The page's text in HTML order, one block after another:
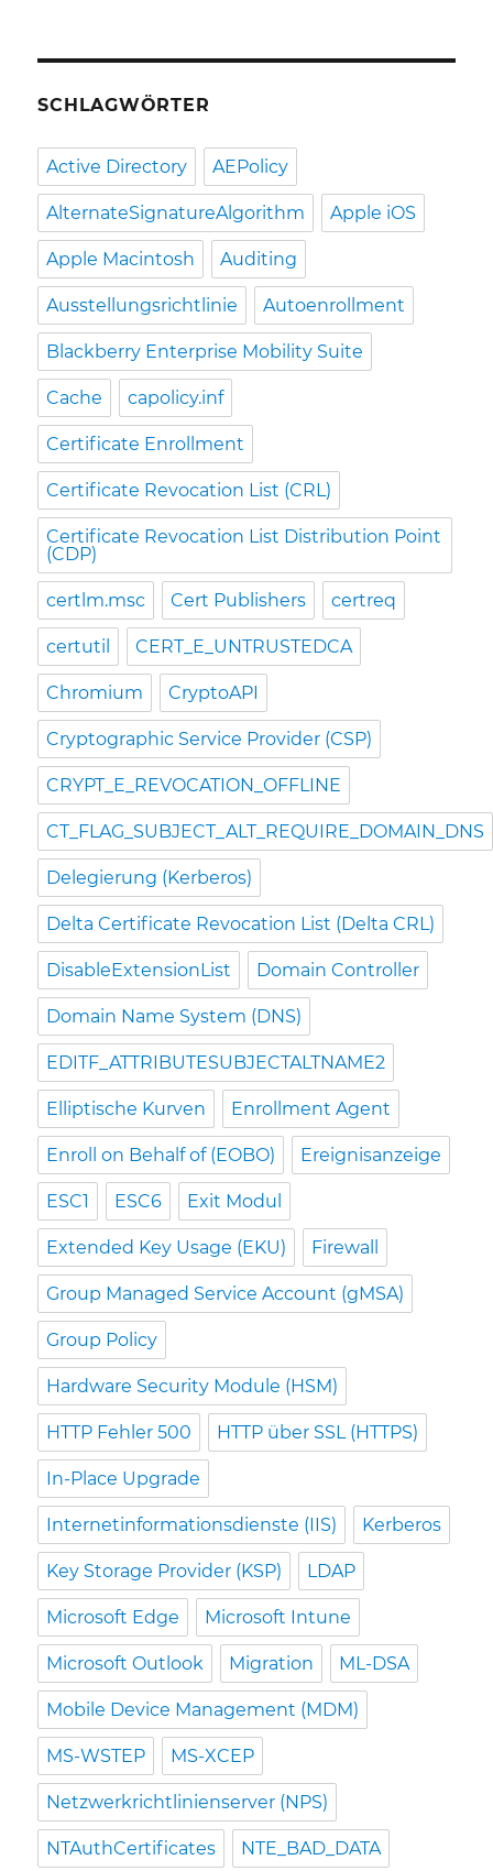
SCHLAGWÖRTER
Active Directory AEPolicy
AlternateSignatureAlgorithm Apple iOS
Apple Macintosh Auditing
Ausstellungsrichtlinie Autoenrollment
Blackberry Enterprise Mobility Suite
Cache capolicy.inf
Certificate Enrollment
Certificate Revocation List (CRL)
Certificate Revocation List Distribution Point
(CDP)
certlm.msc Cert Publishers certreq
certutil CERT_E_UNTRUSTEDCA
Chromium CryptoAPI
Cryptographic Service Provider (CSP)
CRYPT_E_REVOCATION_OFFLINE
CT_FLAG_SUBJECT_ALT_REQUIRE_DOMAIN_DNS
Delegierung (Kerberos)
Delta Certificate Revocation List (Delta CRL)
DisableExtensionList Domain Controller
Domain Name System (DNS)
EDITF_ATTRIBUTESUBJECTALTNAME2
Elliptische Kurven Enrollment Agent
Enroll on Behalf of (EOBO) Ereignisanzeige
ESC1 ESC6 Exit Modul
Extended Key Usage (EKU) Firewall
Group Managed Service Account (gMSA)
Group Policy
Hardware Security Module (HSM)
HTTP Fehler 500 HTTP über SSL (HTTPS)
In-Place Upgrade
Internetinformationsdienste (IIS) Kerberos
Key Storage Provider (KSP) LDAP
Microsoft Edge Microsoft Intune
Microsoft Outlook Migration ML-DSA
Mobile Device Management (MDM)
MS-WSTEP MS-XCEP
Netzwerkrichtlinienserver (NPS)
NTAuthCertificates NTE_BAD_DATA